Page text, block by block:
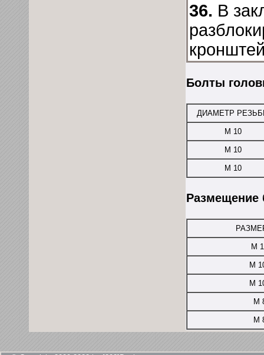
36. В
Болты
ДИАМЕТР
М 10
М 10
М 10
Размещение
М
М
М
М
М